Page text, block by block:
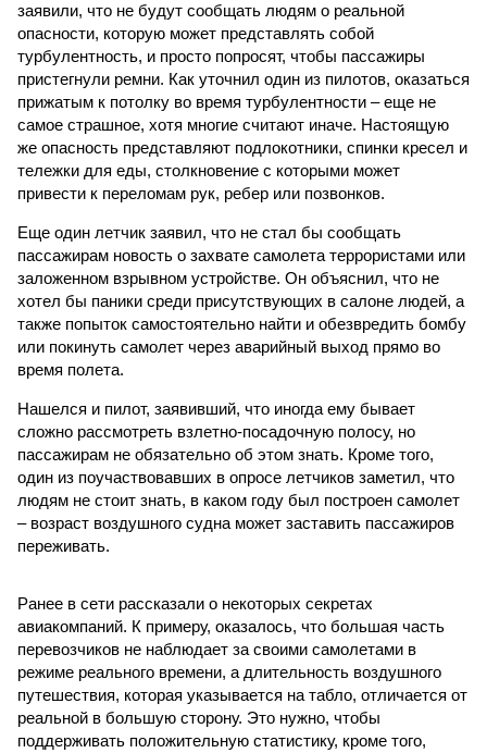
заявили, что не будут сообщать людям о реальной
опасности, которую может представлять собой
турбулентность, и просто попросят, чтобы пассажиры
пристегнули ремни. Как уточнил один из пилотов, оказаться
прижатым к потолку во время турбулентности – еще не
самое страшное, хотя многие считают иначе. Настоящую
же опасность представляют подлокотники, спинки кресел и
тележки для еды, столкновение с которыми может
привести к переломам рук, ребер или позвонков.
Еще один летчик заявил, что не стал бы сообщать
пассажирам новость о захвате самолета террористами или
заложенном взрывном устройстве. Он объяснил, что не
хотел бы паники среди присутствующих в салоне людей, а
также попыток самостоятельно найти и обезвредить бомбу
или покинуть самолет через аварийный выход прямо во
время полета.
Нашелся и пилот, заявивший, что иногда ему бывает
сложно рассмотреть взлетно-посадочную полосу, но
пассажирам не обязательно об этом знать. Кроме того,
один из поучаствовавших в опросе летчиков заметил, что
людям не стоит знать, в каком году был построен самолет
– возраст воздушного судна может заставить пассажиров
переживать.
Ранее в сети рассказали о некоторых секретах
авиакомпаний. К примеру, оказалось, что большая часть
перевозчиков не наблюдает за своими самолетами в
режиме реального времени, а длительность воздушного
путешествия, которая указывается на табло, отличается от
реальной в большую сторону. Это нужно, чтобы
поддерживать положительную статистику, кроме того,